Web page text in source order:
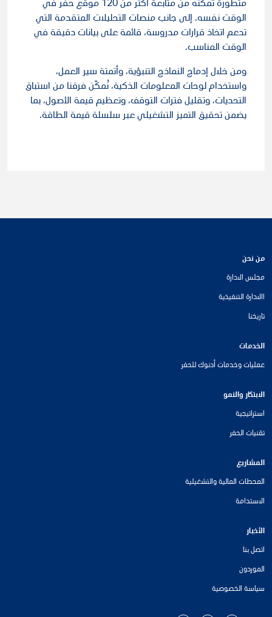
متطورة تُمكًنه من متابعة أكثر من 120 موقع حفر في
الوقت نفسه. إلى جانب منصات التحليلات المتقدمة التي
تدعم اتخاذ قرارات مدروسة، قائمة على بيانات دقيقة في
الوقت المناسب.
ومن خلال إدماج النماذج التنبؤية، وأتمتة سير العمل،
واستخدام لوحات المعلومات الذكية، نُمكّن فرقنا من استباق
التحديات، وتقليل فترات التوقف، وتعظيم قيمة الأصول، بما
يضمن تحقيق التميز التشغيلي عبر سلسلة قيمة الطاقة.
من نحن
مجلس الادارة
االادارة التنفيذية
تاريخنا
الخدمات
عمليات وخدمات أدنوك للحفر
الابتكار والنمو
استراتيجية
تقنيات الحفر
المشاريع
المحطات المالية والتشغيلية
الاستدامة
الأخبار
اتصل بنا
الموردون
سياسة الخصوصية